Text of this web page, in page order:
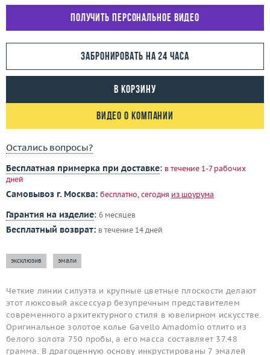
Получить персональное видео
Забронировать на 24 часа
В корзину
Видео о компании
Остались вопросы?
Бесплатная примерка при доставке: в течение 1-7 рабочих
дней
Самовывоз г. Москва: бесплатно, сегодня из шоурума
Гарантия на изделие: 6 месяцев
Бесплатный возврат: в течение 14 дней
эксклюзив эмали
Четкие линии силуэта и крупные цветные плоскости делают
этот люксовый аксессуар безупречным представителем
современного архитектурного стиля в ювелирном искусстве.
Оригинальное золотое колье Gavello Amadomio отлито из
белого золота 750 пробы, а его масса составляет 37.48
грамма. В драгоценную основу инкрустированы 7 эмалей